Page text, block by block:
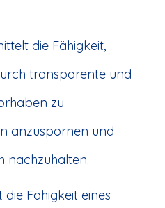
die Fähigkeit,
transparente und
zu
anzuspornen und
nachzuhalten.
die Fähigkeit eines